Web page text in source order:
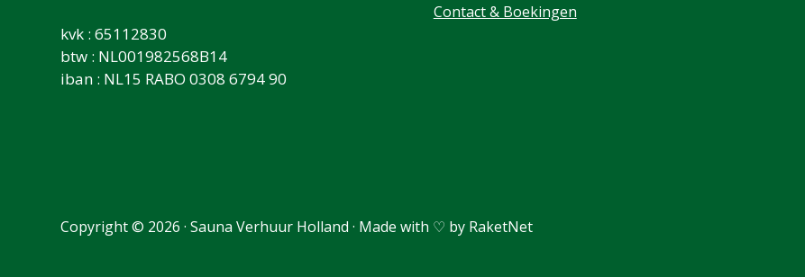
kvk : 65112830
btw : NL001982568B14
iban : NL15 RABO 0308 6794 90
Contact & Boekingen
Copyright © 2026 · Sauna Verhuur Holland · Made with ♡ by RaketNet